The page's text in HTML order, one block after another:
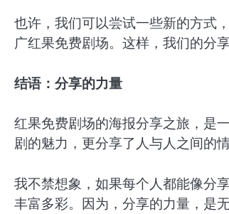
也许，我们可以尝试一些新的方式
广红果免费剧场。这样，我们的分
结语：分享的力量
红果免费剧场的海报分享之旅，是
剧的魅力，更分享了人与人之间的情
我不禁想象，如果每个人都能像分
丰富多彩。因为，分享的力量，是无